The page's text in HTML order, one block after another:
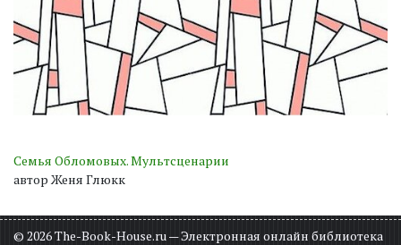
Семья Обломовых. Мультсценарии
автор Женя Глюкк
© 2026 The-Book-House.ru — Электронная онлайн библиотека